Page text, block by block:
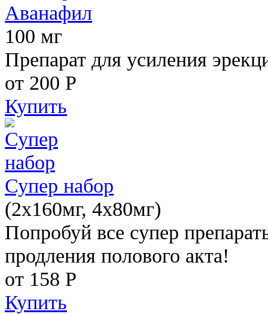
Аванафил
100 мг
Препарат для усиления
от 200 Р
Купить
Супер набор
(2х160мг, 4х80мг)
Попробуй все супер
продления полового акта!
от 158 Р
Купить